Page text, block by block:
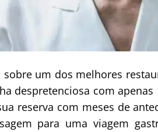
um dos melhores
despretenciosa com
reserva com meses de
para uma viagem